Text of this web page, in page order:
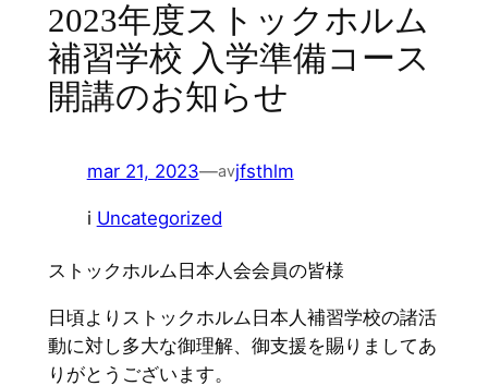
2023年度ストックホルム
補習学校 入学準備コース
開講のお知らせ
mar 21, 2023—avjfsthlm
i Uncategorized
ストックホルム日本人会会員の皆様
日頃よりストックホルム日本人補習学校の諸活
動に対し多大な御理解、御支援を賜りましてあ
りがとうございます。